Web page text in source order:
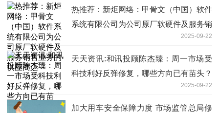
热推荐：新炬网络：甲骨文（中国）软件
系统有限公司为公司原厂软硬件及服务销
2025-09-22
天天资讯:和讯投顾陈杰臻：周一市场受
科技利好反弹修复，哪些方向已有苗头？
2025-09-22
加大用车安全保障力度 市场监管总局修